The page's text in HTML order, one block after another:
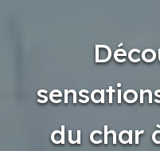
du char